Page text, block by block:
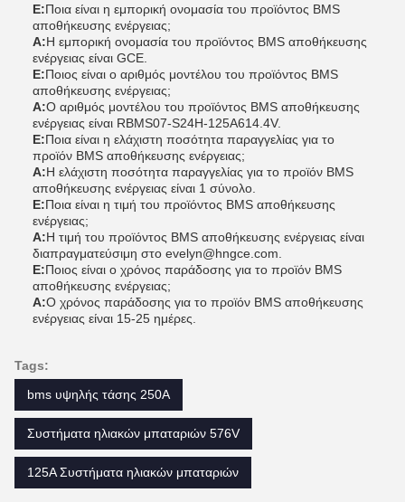
Ε:Ποια είναι η εμπορική ονομασία του προϊόντος BMS
αποθήκευσης ενέργειας;
Α:Η εμπορική ονομασία του προϊόντος BMS αποθήκευσης
ενέργειας είναι GCE.
Ε:Ποιος είναι ο αριθμός μοντέλου του προϊόντος BMS
αποθήκευσης ενέργειας;
Α:Ο αριθμός μοντέλου του προϊόντος BMS αποθήκευσης
ενέργειας είναι RBMS07-S24H-125A614.4V.
Ε:Ποια είναι η ελάχιστη ποσότητα παραγγελίας για το
προϊόν BMS αποθήκευσης ενέργειας;
Α:Η ελάχιστη ποσότητα παραγγελίας για το προϊόν BMS
αποθήκευσης ενέργειας είναι 1 σύνολο.
Ε:Ποια είναι η τιμή του προϊόντος BMS αποθήκευσης
ενέργειας;
Α:Η τιμή του προϊόντος BMS αποθήκευσης ενέργειας είναι
διαπραγματεύσιμη στο evelyn@hngce.com.
Ε:Ποιος είναι ο χρόνος παράδοσης για το προϊόν BMS
αποθήκευσης ενέργειας;
Α:Ο χρόνος παράδοσης για το προϊόν BMS αποθήκευσης
ενέργειας είναι 15-25 ημέρες.
Tags:
bms υψηλής τάσης 250A
Συστήματα ηλιακών μπαταριών 576V
125A Συστήματα ηλιακών μπαταριών